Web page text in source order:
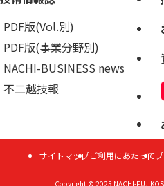
PDF版(Vol.別)
PDF版(事業分野別)
NACHI-BUSINESS news
不二越技報
サイトマップご利用にあたって
Copyright © 2025 NACHI-